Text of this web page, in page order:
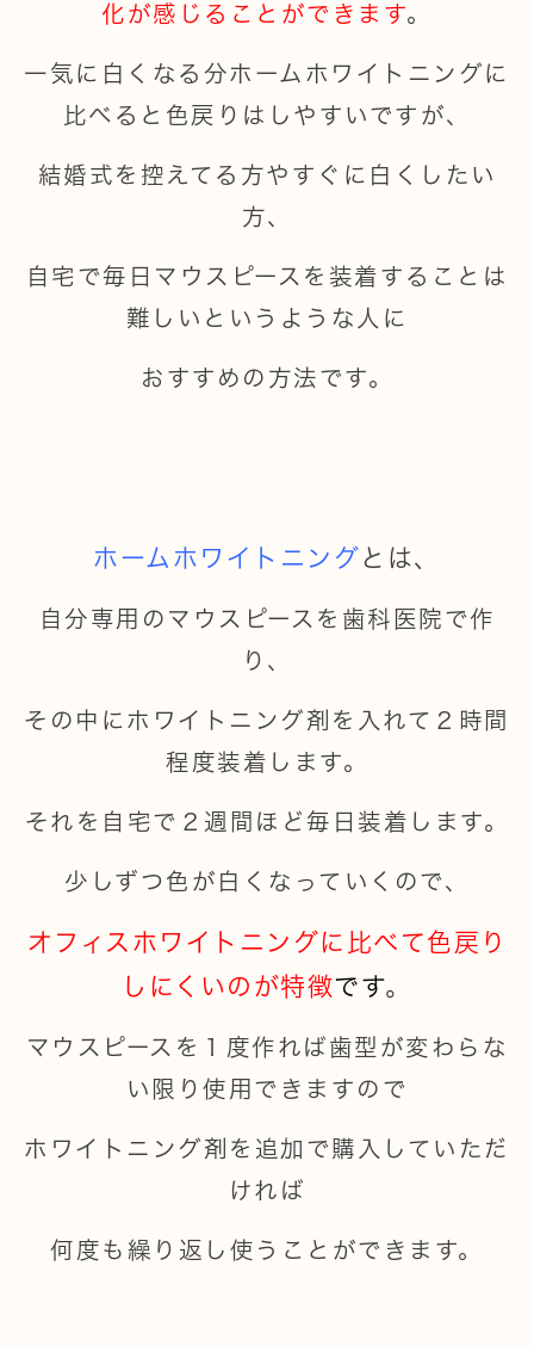
化が感じることができます。
一気に白くなる分ホームホワイトニングに
比べると色戻りはしやすいですが、
結婚式を控えてる方やすぐに白くしたい
方、
自宅で毎日マウスピースを装着することは
難しいというような人に
おすすめの方法です。
ホームホワイトニングとは、
自分専用のマウスピースを歯科医院で作
り、
その中にホワイトニング剤を入れて２時間
程度装着します。
それを自宅で２週間ほど毎日装着します。
少しずつ色が白くなっていくので、
オフィスホワイトニングに比べて色戻り
しにくいのが特徴です。
マウスピースを１度作れば歯型が変わらな
い限り使用できますので
ホワイトニング剤を追加で購入していただ
ければ
何度も繰り返し使うことができます。